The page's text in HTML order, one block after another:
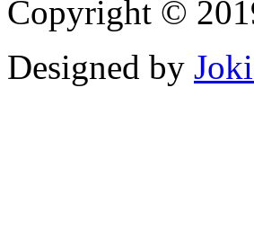
Copyright ©
Designed by